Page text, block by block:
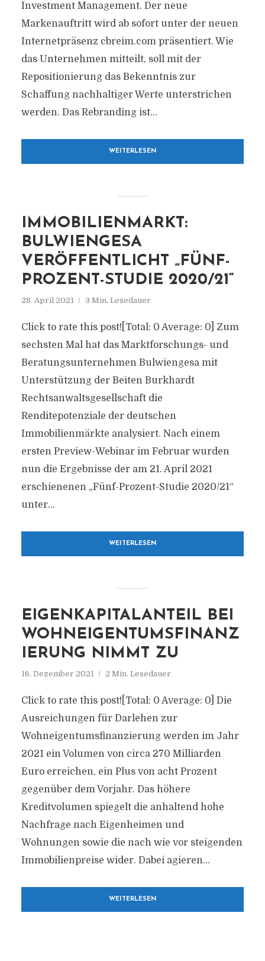
Investment Management. Der neue
Markenauftritt wird ab sofort unter der neuen
Internetpräsenz cbreim.com präsentiert. Wie
das Unternehmen mitteilt, soll mit der
Repositionierung das Bekenntnis zur
Schaffung nachhaltiger Werte unterstrichen
werden. Das Rebranding ist...
WEITERLESEN
IMMOBILIENMARKT:
BULWIENGESA
VERÖFFENTLICHT „FÜNF-
PROZENT-STUDIE 2020/21“
28. April 2021 3 Min. Lesedauer
Click to rate this post![Total: 0 Average: 0] Zum
sechsten Mal hat das Marktforschungs- und
Beratungsunternehmen Bulwiengesa mit
Unterstützung der Beiten Burkhardt
Rechtsanwaltsgesellschaft die
Renditepotenziale der deutschen
Immobilienmärkte analysiert. Nach einem
ersten Preview-Webinar im Februar wurden
nun die Ergebnisse der am 21. April 2021
erschienenen „Fünf-Prozent-Studie 2020/21“
unter...
WEITERLESEN
EIGENKAPITALANTEIL BEI
WOHNEIGENTUMSFINANZ
IERUNG NIMMT ZU
16. Dezember 2021 2 Min. Lesedauer
Click to rate this post![Total: 0 Average: 0] Die
Ausreichungen für Darlehen zur
Wohneigentumsfinanzierung werden im Jahr
2021 ein Volumen von circa 270 Milliarden
Euro erreichen, ein Plus von acht Prozent
gegenüber dem Vorjahr. Das höhere
Kreditvolumen spiegelt die anhaltend hohe
Nachfrage nach Eigenheimen und
Wohnungen sowie die nach wie vor steigenden
Immobilienpreise wider. Dabei agieren...
WEITERLESEN